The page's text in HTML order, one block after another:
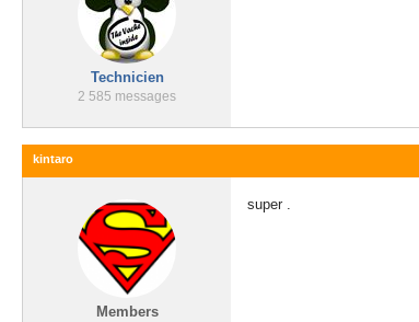
Technicien
2 585 messages
kintaro
Members
super .